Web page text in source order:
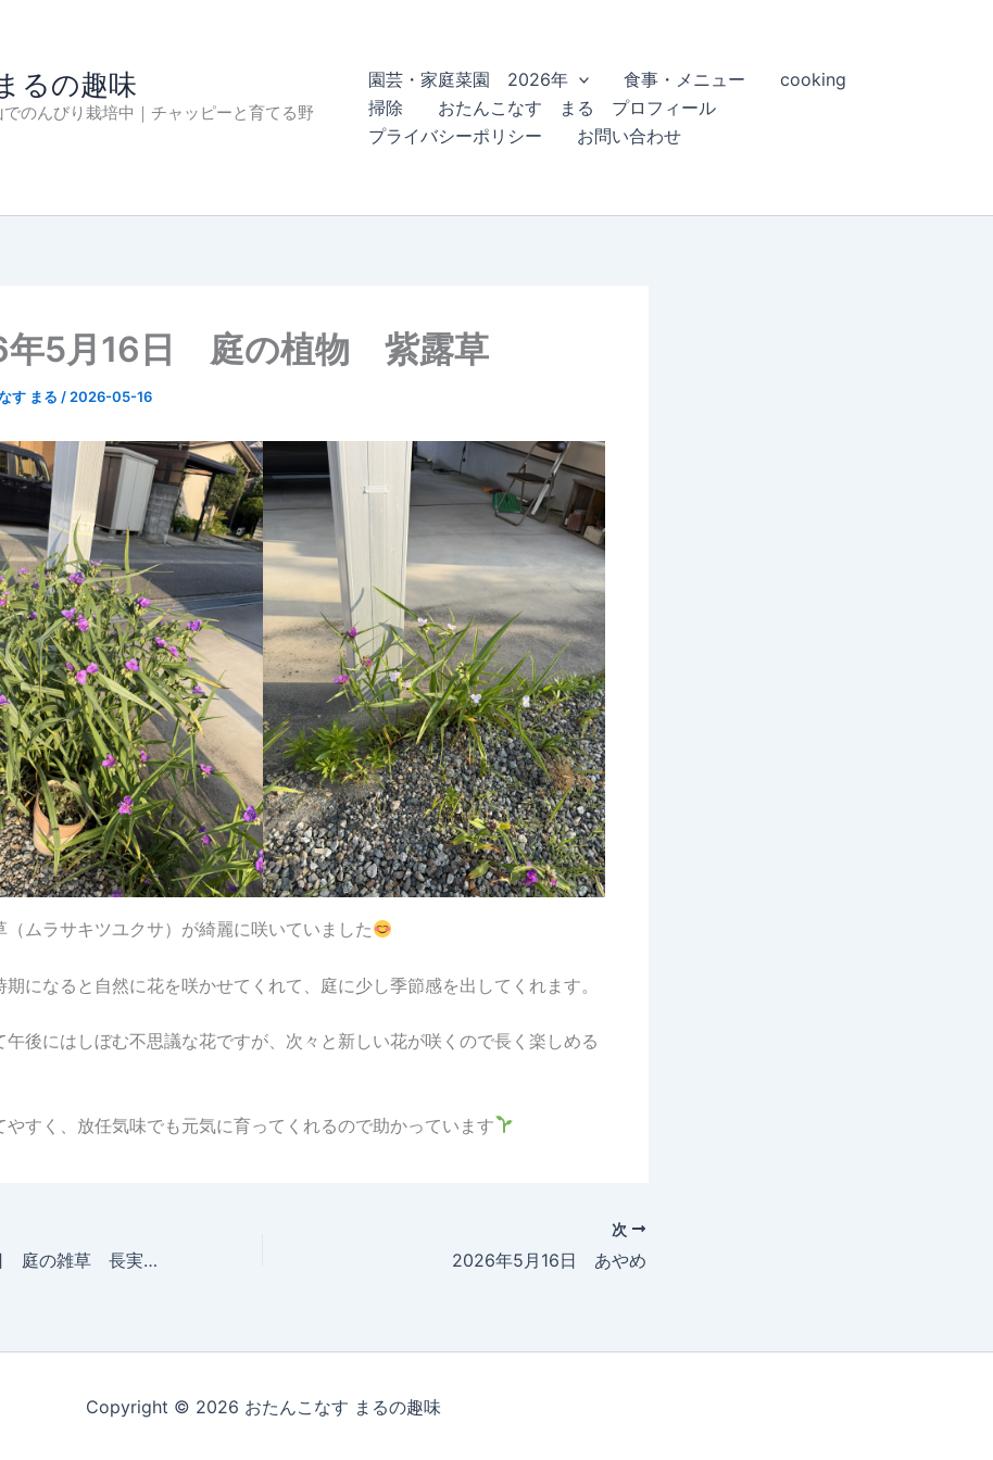
るの趣味
のんびり栽培中｜チャッピーと育てる野
園芸・家庭菜園 2026年 食事・メニュー
cooking
掃除
おたんこなす まる プロフィール
プライバシーポリシー
お問い合わせ
年5月16日 庭の植物 紫露草
す まる / 2026-05-16
（ムラサキツユクサ）が綺麗に咲いていました
期になると自然に花を咲かせてくれて、庭に少し季節感を出してくれます。
午後にはしぼむ不思議な花ですが、次々と新しい花が咲くので長く楽しめる
やすく、放任気味でも元気に育ってくれるので助かっています
2026年5月16日 庭の雑草 長実雛芥子
次
2026年5月16日 あやめ
Copyright © 2026 おたんこなす まるの趣味